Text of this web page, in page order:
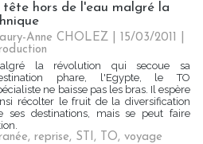
hors de l'eau malgré la
Anne CHOLEZ | 15/03/2011
la révolution qui secoue sa
phare, l'Egypte, le TO
ne baisse pas les bras. Il espère
récolter le fruit de la diversification
ses destinations, mais se peut faire
, reprise, STI, TO, voyage